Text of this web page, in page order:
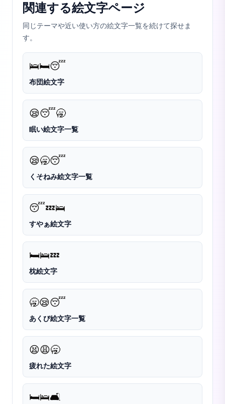
関連する絵文字ページ
同じテーマや近い使い方の絵文字一覧を続けて探せま
す。
🛌🛏️😴
布団絵文字
😪😴🥱
眠い絵文字一覧
😪🥱😴
くそねみ絵文字一覧
😴💤🛌
すやぁ絵文字
🛏️🛌💤
枕絵文字
🥱😪😴
あくび絵文字一覧
😫😩🥱
疲れた絵文字
🛏️🛌🛋️